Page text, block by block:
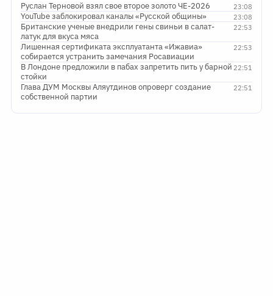
23:08
Руслан Терновой взял свое второе золото ЧЕ-2026
23:08
YouTube заблокировал каналы «Русской общины»
22:53
Британские ученые внедрили гены свиньи в салат-
латук для вкуса мяса
22:53
Лишенная сертификата эксплуатанта «Ижавиа»
собирается устранить замечания Росавиации
22:51
В Лондоне предложили в пабах запретить пить у барной
стойки
22:51
Глава ДУМ Москвы Аляутдинов опроверг создание
собственной партии